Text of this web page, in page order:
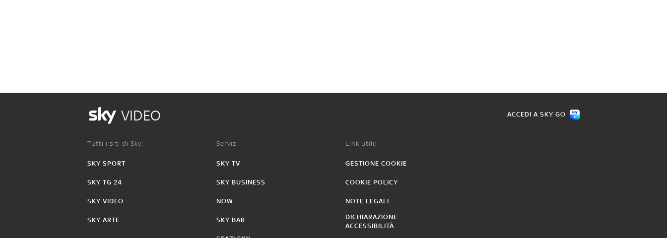
VIDEO ACCEDI A SKY GO
Tutti i siti di Sky:
SKY SPORT
SKY TG 24
SKY VIDEO
SKY ARTE
Servizi:
SKY TV
SKY BUSINESS
NOW
SKY BAR
Link utili:
GESTIONE COOKIE
COOKIE POLICY
NOTE LEGALI
DICHIARAZIONE
ACCESSIBILITÀ